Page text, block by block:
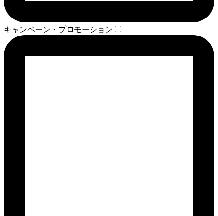
キャンペーン・プロモーション